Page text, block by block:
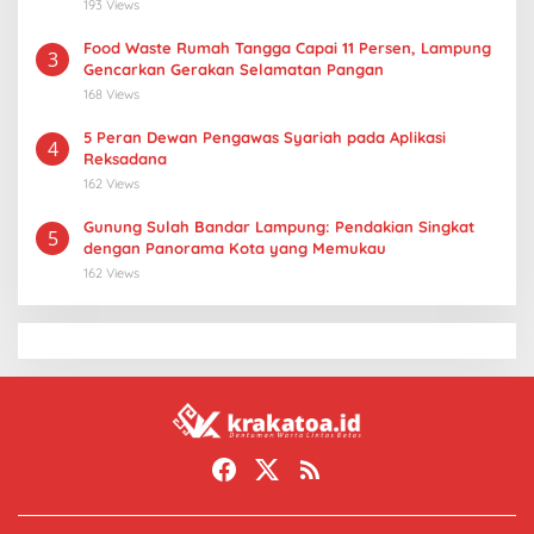
193 Views
3
Food Waste Rumah Tangga Capai 11 Persen, Lampung
Gencarkan Gerakan Selamatan Pangan
168 Views
4
5 Peran Dewan Pengawas Syariah pada Aplikasi
Reksadana
162 Views
5
Gunung Sulah Bandar Lampung: Pendakian Singkat
dengan Panorama Kota yang Memukau
162 Views